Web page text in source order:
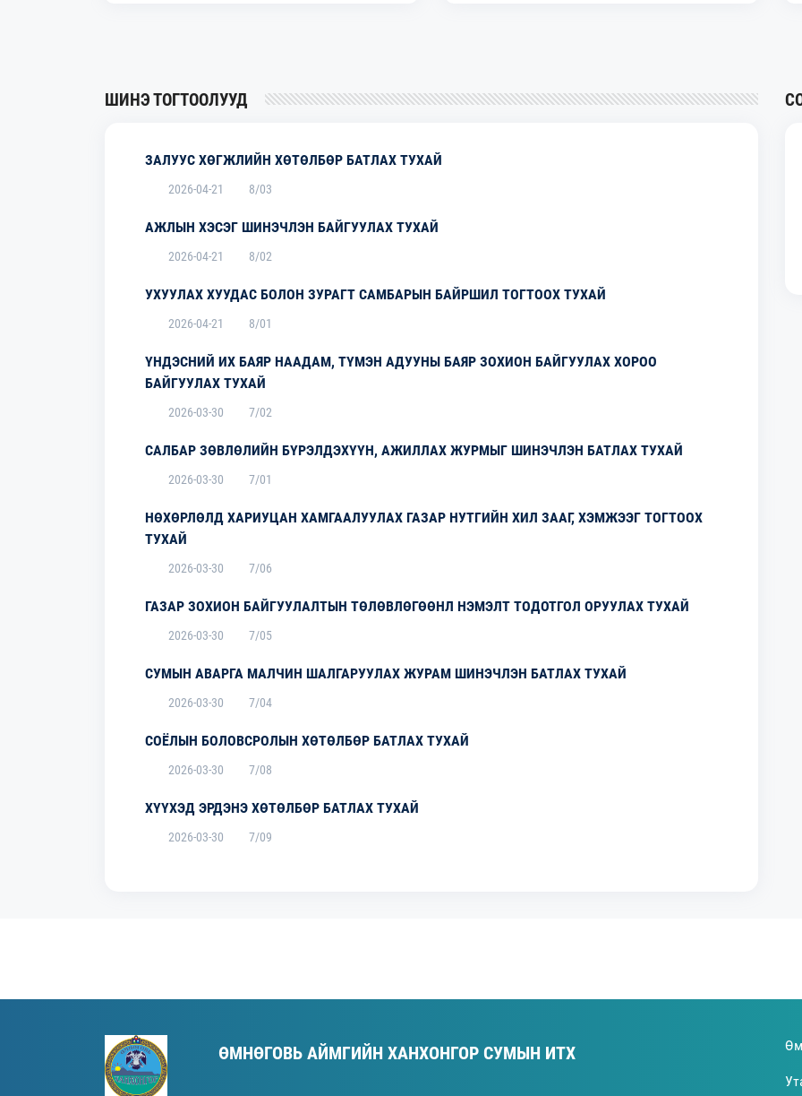
ШИНЭ ТОГТООЛУУД
ЗАЛУУС ХӨГЖЛИЙН ХӨТӨЛБӨР БАТЛАХ ТУХАЙ
2026-04-21 8/03
АЖЛЫН ХЭСЭГ ШИНЭЧЛЭН БАЙГУУЛАХ ТУХАЙ
2026-04-21 8/02
УХУУЛАХ ХУУДАС БОЛОН ЗУРАГТ САМБАРЫН БАЙРШИЛ ТОГТООХ ТУХАЙ
2026-04-21 8/01
ҮНДЭСНИЙ ИХ БАЯР НААДАМ, ТҮМЭН АДУУНЫ БАЯР ЗОХИОН БАЙГУУЛАХ ХОРОО
БАЙГУУЛАХ ТУХАЙ
2026-03-30 7/02
САЛБАР ЗӨВЛӨЛИЙН БҮРЭЛДЭХҮҮН, АЖИЛЛАХ ЖУРМЫГ ШИНЭЧЛЭН БАТЛАХ ТУХАЙ
2026-03-30 7/01
НӨХӨРЛӨЛД ХАРИУЦАН ХАМГААЛУУЛАХ ГАЗАР НУТГИЙН ХИЛ ЗААГ, ХЭМЖЭЭГ ТОГТООХ
ТУХАЙ
2026-03-30 7/06
ГАЗАР ЗОХИОН БАЙГУУЛАЛТЫН ТӨЛӨВЛӨГӨӨНЛ НЭМЭЛТ ТОДОТГОЛ ОРУУЛАХ ТУХАЙ
2026-03-30 7/05
СУМЫН АВАРГА МАЛЧИН ШАЛГАРУУЛАХ ЖУРАМ ШИНЭЧЛЭН БАТЛАХ ТУХАЙ
2026-03-30 7/04
СОЁЛЫН БОЛОВСРОЛЫН ХӨТӨЛБӨР БАТЛАХ ТУХАЙ
2026-03-30 7/08
ХҮҮХЭД ЭРДЭНЭ ХӨТӨЛБӨР БАТЛАХ ТУХАЙ
2026-03-30 7/09
ӨМНӨГОВЬ АЙМГИЙН ХАНХОНГОР СУМЫН ИТХ